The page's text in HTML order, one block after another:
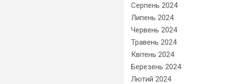
Серпень 2024
Липень 2024
Червень 2024
Травень 2024
Квітень 2024
Березень 2024
Лютий 2024